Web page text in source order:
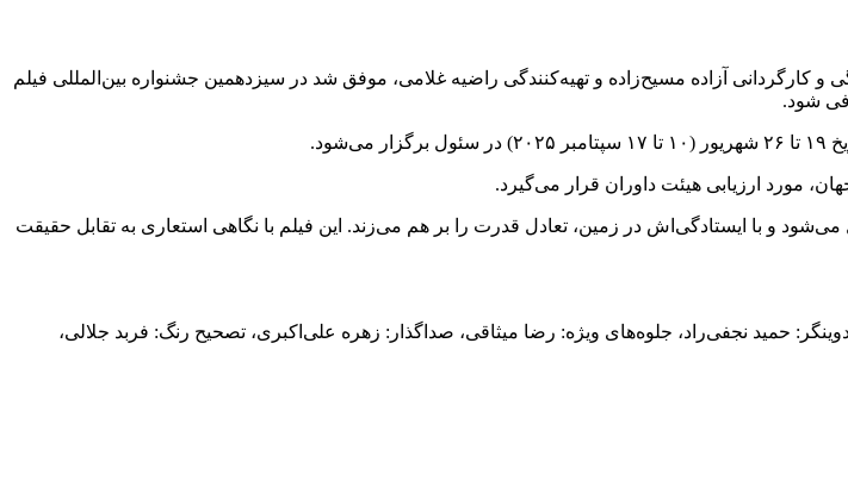
کارگردانی آزاده مسیح‌زاده و تهیه‌کنندگی راضیه غلامی، موفق شد در سیزدهمین جشنواره بین‌المللی فیلم
مورد ارزیابی هیئت داوران قرار می‌گیرد.
و با ایستادگی‌اش در زمین، تعادل قدرت را بر هم می‌زند. این فیلم با نگاهی استعاری به تقابل حقیقت
حمید نجفی‌راد، جلوه‌های ویژه: رضا میثاقی، صداگذار: زهره علی‌اکبری، تصحیح رنگ: فربد جلالی،